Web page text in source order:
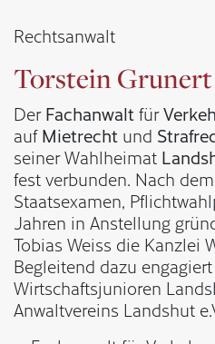
Rechtsanwalt
Torstein Grunert
DerFachanwaltfür
aufMietrecht und
seiner Wahlheimat
fest verbunden. Nach
Staatsexamen,
Jahren in Anstellung
Tobias Weiss die Kanzlei
Begleitend dazu
Wirtschaftsjunioren
Anwaltvereins Landshut